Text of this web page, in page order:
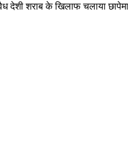
शराब के खिलाफ चलाया